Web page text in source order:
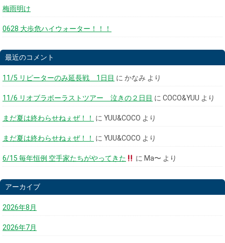
梅雨明け
0628 大歩危ハイウォーター！！！
最近のコメント
11/5 リピーターのみ延長戦 1日目 に かなみ より
11/6 リオブラボーラストツアー 泣きの２日目 に COCO&YUU より
まだ夏は終わらせねぇぜ！！ に YUU&COCO より
まだ夏は終わらせねぇぜ！！ に YUU&COCO より
6/15 毎年恒例 空手家たちがやってきた に Ma〜 より
アーカイブ
2026年8月
2026年7月